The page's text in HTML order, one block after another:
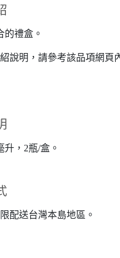
的禮盒。
說明，請參考該品項網頁
升，2瓶/盒。
配送台灣本島地區。